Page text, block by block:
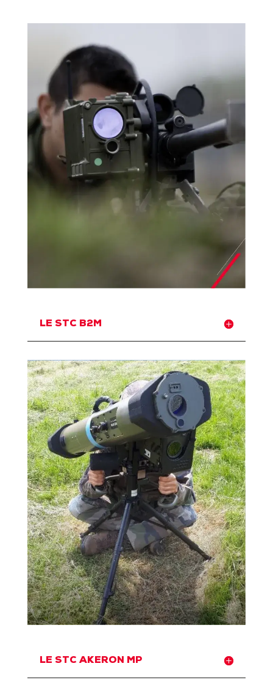
LE STC B2M
LE STC AKERON MP